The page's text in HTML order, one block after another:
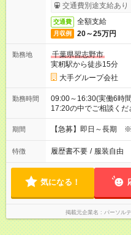
交通費別途支給あり
交通費 全額支給
月収例 20～25万円
勤務地
千葉県習志野市
実籾駅から徒歩15分
大手グループ会社
勤務時間
09:00～16:30(実働6時
17:20の中でご相談くだ
期間 【急募】即日～長期
特徴 履歴書不要 / 服装自由
気になる！
掲載元企業名 パーソル